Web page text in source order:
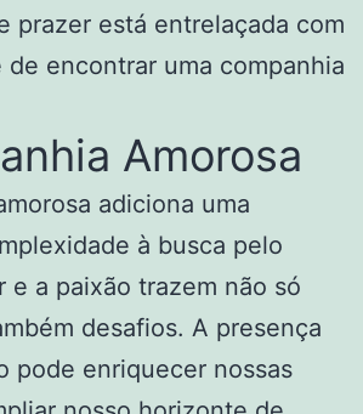
prazer está entrelaçada com
de encontrar uma companhia
Amorosa
adiciona uma
à busca pelo
e a paixão trazem não só
desafios. A presença
pode enriquecer nossas